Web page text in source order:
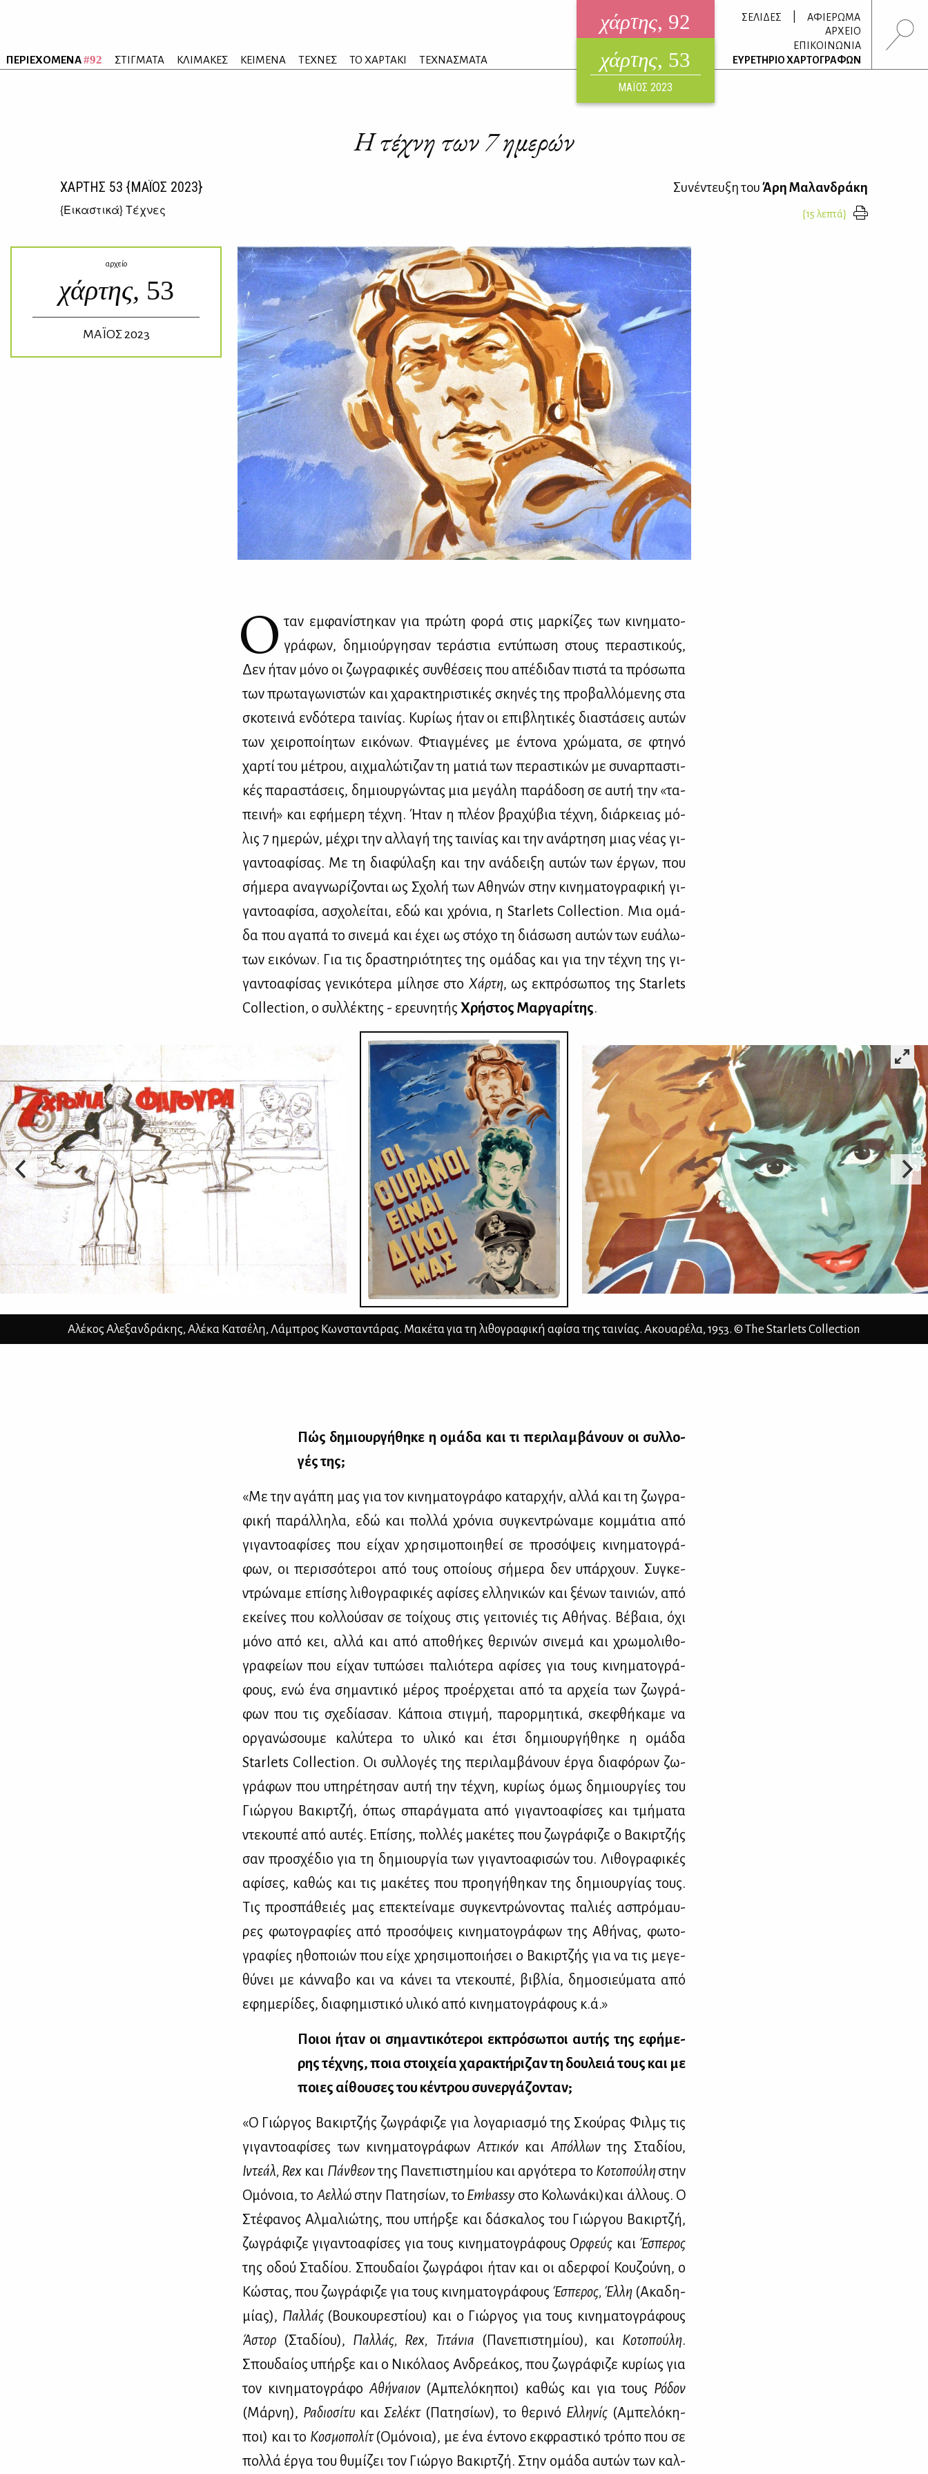
ΠΕΡΙΕΧΟΜΕΝΑ#92 ΣΤΙΓΜΑΤΑ ΚΛΙΜΑΚΕΣ ΚΕΙΜΕΝΑ ΤΕΧΝΕΣ ΤΟ ΧΑΡΤΑΚΙ ΤΕΧΝΑΣΜΑΤΑ
χάρτης, 92
ηλεκτρονικό περιοδικό
ΑΥΓΟΥΣΤΟΣ 2026
χάρτης, 53
ΜΑΪΟΣ 2023
ΣΕΛΙΔΕΣ
ΑΦΙΕΡΩΜΑ
ΑΡΧΕΙΟ
ΕΠΙΚΟΙΝΩΝΙΑ
ΕΥΡΕΤΗΡΙΟ ΧΑΡΤΟΓΡΑΦΩΝ
Η τέχνη των 7 ημερών
ΧΑΡΤΗΣ 53 {ΜΑΪΟΣ 2023}
{Εικαστικά} Τέχνες
Συνέντευξη τουΆρη Μαλανδράκη
{15 λεπτά}
αρχείο
χάρτης, 53
ΜΑΪΟΣ 2023
Ό ταν εμ­φα­νί­στη­καν για πρώ­τη φο­ρά στις μαρ­κί­ζες των κι­νη­μα­το­
γρά­φων, δη­μιούρ­γη­σαν τε­ρά­στια εντύ­πω­ση στους πε­ρα­στι­κούς,
Δεν ήταν μό­νο οι ζω­γρα­φι­κές συν­θέ­σεις που απέ­δι­δαν πι­στά τα πρό­σω­πα
των πρω­τα­γω­νι­στών και χα­ρα­κτη­ρι­στι­κές σκη­νές της προ­βαλ­λό­με­νης στα
σκο­τει­νά εν­δό­τε­ρα ται­νί­ας. Κυ­ρί­ως ήταν οι επι­βλη­τι­κές δια­στά­σεις αυ­τών
των χει­ρο­ποί­η­των ει­κό­νων. Φτιαγ­μέ­νες με έντο­να χρώ­μα­τα, σε φτη­νό
χαρ­τί του μέ­τρου, αιχ­μα­λώ­τι­ζαν τη μα­τιά των πε­ρα­στι­κών με συ­ναρ­πα­στι­
κές πα­ρα­στά­σεις, δη­μιουρ­γώ­ντας μια με­γά­λη πα­ρά­δο­ση σε αυ­τή την «τα­
πει­νή» και εφή­με­ρη τέ­χνη. Ήταν η πλέ­ον βρα­χύ­βια τέ­χνη, διάρ­κειας μό­
λις 7 ημε­ρών, μέ­χρι την αλ­λα­γή της ται­νί­ας και την ανάρ­τη­ση μιας νέ­ας γι­
γα­ντο­α­φί­σας. Με τη δια­φύ­λα­ξη και την ανά­δει­ξη αυ­τών των έρ­γων, που
σή­με­ρα ανα­γνω­ρί­ζο­νται ως Σχο­λή των Αθη­νών στην κι­νη­μα­το­γρα­φι­κή γι­
γα­ντο­α­φί­σα, ασχο­λεί­ται, εδώ και χρό­νια, η Starlets Collection. Μια ομά­
δα που αγα­πά το σι­νε­μά και έχει ως στό­χο τη διά­σω­ση αυ­τών των ευά­λω­
των ει­κό­νων. Για τις δρα­στη­ριό­τη­τες της ομά­δας και για την τέ­χνη της γι­
γα­ντο­α­φί­σας γε­νι­κό­τε­ρα μί­λη­σε στο Χάρ­τη, ως εκ­πρό­σω­πος της Starlets
Collection, ο συλ­λέ­κτης - ερευ­νη­τής Χρή­στος Μαρ­γα­ρί­της.
Αλέκος Αλεξανδράκης, Αλέκα Κατσέλη, Λάμπρος Κωνσταντάρας. Μακέτα για τη λιθογραφική αφίσα της ταινίας. Ακουαρέλα, 1953. © The Starlets Collection
Πώς δη­μιουρ­γή­θη­κε η ομά­δα και τι πε­ρι­λαμ­βά­νουν οι συλ­λο­
γές της;
«Με την αγά­πη μας για τον κι­νη­μα­το­γρά­φο κα­ταρ­χήν, αλ­λά και τη ζω­γρα­
φι­κή πα­ράλ­λη­λα, εδώ και πολ­λά χρό­νια συ­γκε­ντρώ­να­με κομ­μά­τια από
γι­γα­ντο­α­φί­σες που εί­χαν χρη­σι­μο­ποι­η­θεί σε προ­σό­ψεις κι­νη­μα­το­γρά­
φων, οι πε­ρισ­σό­τε­ροι από τους οποί­ους σή­με­ρα δεν υπάρ­χουν. Συ­γκε­
ντρώ­να­με επί­σης λι­θο­γρα­φι­κές αφί­σες ελ­λη­νι­κών και ξέ­νων ται­νιών, από
εκεί­νες που κολ­λού­σαν σε τοί­χους στις γει­το­νιές τις Αθή­νας. Βέ­βαια, όχι
μό­νο από κει, αλ­λά και από απο­θή­κες θε­ρι­νών σι­νε­μά και χρω­μο­λι­θο­
γρα­φεί­ων που εί­χαν τυ­πώ­σει πα­λιό­τε­ρα αφί­σες για τους κι­νη­μα­το­γρά­
φους, ενώ ένα ση­μα­ντι­κό μέ­ρος προ­έρ­χε­ται από τα αρ­χεία των ζω­γρά­
φων που τις σχε­δί­α­σαν. Κά­ποια στιγ­μή, πα­ρορ­μη­τι­κά, σκε­φθή­κα­με να
ορ­γα­νώ­σου­με κα­λύ­τε­ρα το υλι­κό και έτσι δη­μιουρ­γή­θη­κε η ομά­δα
Starlets Collection. Οι συλ­λο­γές της πε­ρι­λαμ­βά­νουν έρ­γα δια­φό­ρων ζω­
γρά­φων που υπη­ρέ­τη­σαν αυ­τή την τέ­χνη, κυ­ρί­ως όμως δη­μιουρ­γί­ες του
Γιώρ­γου Βα­κιρ­τζή, όπως σπα­ράγ­μα­τα από γι­γα­ντο­α­φί­σες και τμή­μα­τα
ντε­κου­πέ από αυ­τές. Επί­σης, πολ­λές μα­κέ­τες που ζω­γρά­φι­ζε ο Βα­κιρ­τζής
σαν προ­σχέ­διο για τη δη­μιουρ­γία των γι­γα­ντο­α­φι­σών του. Λι­θο­γρα­φι­κές
αφί­σες, κα­θώς και τις μα­κέ­τες που προη­γή­θη­καν της δη­μιουρ­γί­ας τους.
Τις προ­σπά­θειές μας επε­κτεί­να­με συ­γκε­ντρώ­νο­ντας πα­λιές ασπρό­μαυ­
ρες φω­το­γρα­φί­ες από προ­σό­ψεις κι­νη­μα­το­γρά­φων της Αθή­νας, φω­το­
γρα­φί­ες ηθο­ποιών που εί­χε χρη­σι­μο­ποι­ή­σει ο Βα­κιρ­τζής για να τις με­γε­
θύ­νει με κάν­να­βο και να κά­νει τα ντε­κου­πέ, βι­βλία, δη­μο­σιεύ­μα­τα από
εφη­με­ρί­δες, δια­φη­μι­στι­κό υλι­κό από κι­νη­μα­το­γρά­φους κ.ά.»
Ποιοι ήταν οι ση­μα­ντι­κό­τε­ροι εκ­πρό­σω­ποι αυ­τής της εφή­με­
ρης τέ­χνης, ποια στοι­χεία χα­ρα­κτή­ρι­ζαν τη δου­λειά τους και με
ποιες αί­θου­σες του κέ­ντρου συ­νερ­γά­ζο­νταν;
«Ο Γιώρ­γος Βα­κιρ­τζής ζω­γρά­φι­ζε για λο­γα­ρια­σμό της Σκού­ρας Φιλμς τις
γι­γα­ντο­α­φί­σες των κι­νη­μα­το­γρά­φων Ατ­τι­κόνκαι Απόλ­λωντης Στα­δί­ου,
Ιντε­άλ, Rex και Πάν­θε­οντης Πα­νε­πι­στη­μί­ου και αρ­γό­τε­ρα το Κο­το­πού­ληστην
Ομό­νοια, το Αελ­λώ στην Πα­τη­σί­ων, το Embassy στο Κο­λω­νά­κι)και άλ­λους. Ο
Στέ­φα­νος Αλ­μα­λιώ­της, που υπήρ­ξε και δά­σκα­λος του Γιώρ­γου Βα­κιρ­τζή,
ζω­γρά­φι­ζε γι­γα­ντο­α­φί­σες για τους κι­νη­μα­το­γρά­φους Ορ­φεύς και Έσπε­ρος
της οδού Στα­δί­ου. Σπου­δαί­οι ζω­γρά­φοι ήταν και οι αδερ­φοί Κου­ζού­νη, ο
Κώ­στας, που ζω­γρά­φι­ζε για τους κι­νη­μα­το­γρά­φους Έσπε­ρος, Έλ­λη (Ακα­δη­
μί­ας), Παλ­λάς (Βου­κου­ρε­στί­ου) και ο Γιώρ­γος για τους κι­νη­μα­το­γρά­φους
Άστορ (Στα­δί­ου), Παλ­λάς, Rex, Τι­τά­νια (Πα­νε­πι­στη­μί­ου), και Κο­το­πού­λη.
Σπου­δαί­ος υπήρ­ξε και ο Νι­κό­λα­ος Αν­δρε­ά­κος, που ζω­γρά­φι­ζε κυ­ρί­ως για
τον κι­νη­μα­το­γρά­φο Αθή­ναιον(Αμπε­λό­κη­ποι) κα­θώς και για τους Ρό­δον
(Μάρ­νη), Ρα­διο­σί­τυ και Σε­λέκτ(Πα­τη­σί­ων), το θε­ρι­νό Ελ­λη­νίς (Αμπε­λό­κη­
ποι) και το Κο­σμο­πο­λίτ(Ομό­νοια), με ένα έντο­νο εκ­φρα­στι­κό τρό­πο που σε
πολ­λά έρ­γα του θυ­μί­ζει τον Γιώρ­γο Βα­κιρ­τζή. Στην ομά­δα αυ­τών των καλ­